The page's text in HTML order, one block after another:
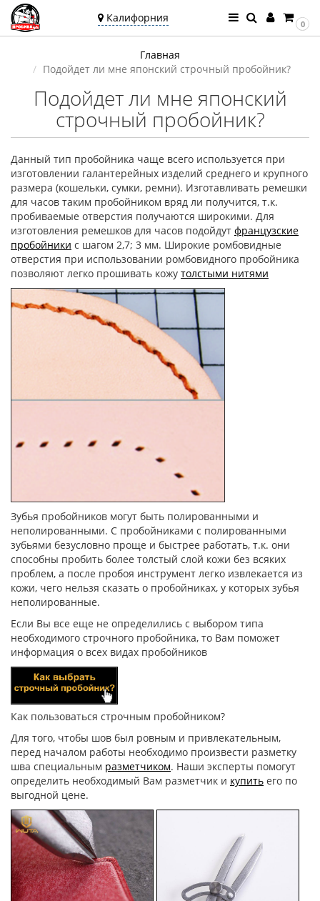
Калифорния
Калифорния
Угадали?
0
Главная
Подойдет ли мне японский строчный пробойник?
Подойдет ли мне японский
строчный пробойник?
Данный тип пробойника чаще всего используется при
изготовлении галантерейных изделий среднего и крупного
размера (кошельки, сумки, ремни). Изготавливать ремешки
для часов таким пробойником вряд ли получится, т.к.
пробиваемые отверстия получаются широкими. Для
изготовления ремешков для часов подойдут французские
пробойники с шагом 2,7; 3 мм. Широкие ромбовидные
отверстия при использовании ромбовидного пробойника
позволяют легко прошивать кожу толстыми нитями
Зубья пробойников могут быть полированными и
неполированными. С пробойниками с полированными
зубьями безусловно проще и быстрее работать, т.к. они
способны пробить более толстый слой кожи без всяких
проблем, а после пробоя инструмент легко извлекается из
кожи, чего нельзя сказать о пробойниках, у которых зубья
неполированные.
Если Вы все еще не определились с выбором типа
необходимого строчного пробойника, то Вам поможет
информация о всех видах пробойников
Как пользоваться строчным пробойником?
Для того, чтобы шов был ровным и привлекательным,
перед началом работы необходимо произвести разметку
шва специальным разметчиком. Наши эксперты помогут
определить необходимый Вам разметчик и купить его по
выгодной цене.